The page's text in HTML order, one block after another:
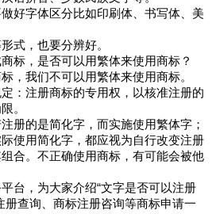
好字体区分比如印刷体、书写体、美
式，也要分辨好。
标，是否可以用繁体来使用商标？
，我们不可以用繁体来使用商标。
定：注册商标的专用权，以核准注册的
。
册的是简化字，而实施使用繁体字；
使用简化字，都应视为自行改变注册
合。不正确使用商标，有可能会被他
台，为大家介绍“文字是否可以注册
册查询、商标注册咨询等商标申请一